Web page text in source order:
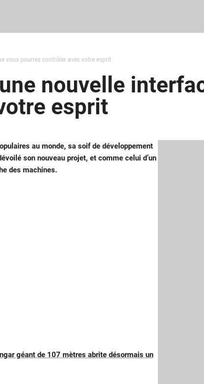
vous pourrez contrôler avec votre esprit
nouvelle
esprit
au monde, sa soif de développement
son nouveau projet, et comme celui d’un
des machines.
géant de 107 mètres abrite désormais un